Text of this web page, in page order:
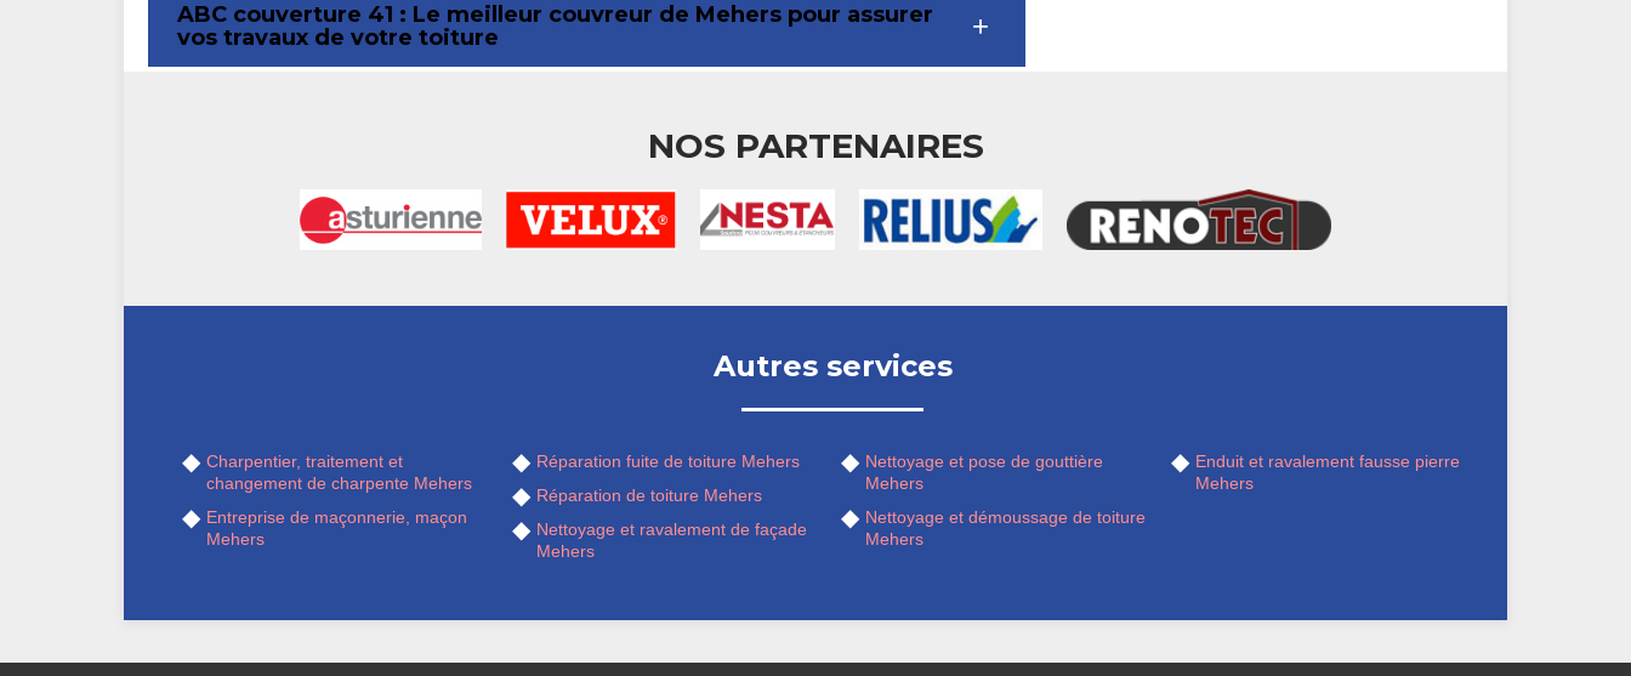
ABC couverture 41 : Le meilleur couvreur de Mehers pour assurer
vos travaux de votre toiture
NOS PARTENAIRES
Autres services
Charpentier, traitement et
changement de charpente Mehers
Entreprise de maçonnerie, maçon
Mehers
Réparation fuite de toiture Mehers
Réparation de toiture Mehers
Nettoyage et ravalement de façade
Mehers
Nettoyage et pose de gouttière
Mehers
Nettoyage et démoussage de toiture
Mehers
Enduit et ravalement fausse pierre
Mehers